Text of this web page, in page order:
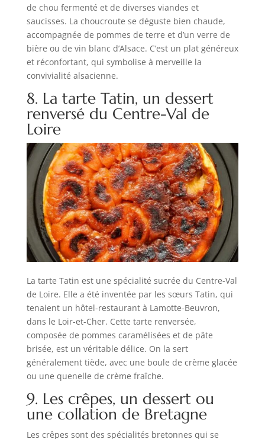
de chou fermenté et de diverses viandes et
saucisses. La choucroute se déguste bien chaude,
accompagnée de pommes de terre et d’un verre de
bière ou de vin blanc d’Alsace. C’est un plat généreux
et réconfortant, qui symbolise à merveille la
convivialité alsacienne.
8. La tarte Tatin, un dessert
renversé du Centre-Val de
Loire
La tarte Tatin est une spécialité sucrée du Centre-Val
de Loire. Elle a été inventée par les sœurs Tatin, qui
tenaient un hôtel-restaurant à Lamotte-Beuvron,
dans le Loir-et-Cher. Cette tarte renversée,
composée de pommes caramélisées et de pâte
brisée, est un véritable délice. On la sert
généralement tiède, avec une boule de crème glacée
ou une quenelle de crème fraîche.
9. Les crêpes, un dessert ou
une collation de Bretagne
Les crêpes sont des spécialités bretonnes qui se